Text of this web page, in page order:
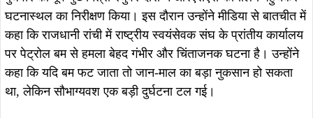
घटनास्थल का निरीक्षण किया। इस दौरान उन्होंने मीडिया से बातचीत में
कहा कि राजधानी रांची में राष्ट्रीय स्वयंसेवक संघ के प्रांतीय कार्यालय
पर पेट्रोल बम से हमला बेहद गंभीर और चिंताजनक घटना है। उन्होंने
कहा कि यदि बम फट जाता तो जान-माल का बड़ा नुकसान हो सकता
था, लेकिन सौभाग्यवश एक बड़ी दुर्घटना टल गई।